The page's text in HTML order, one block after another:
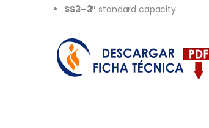
SS3–3″ standard capacity